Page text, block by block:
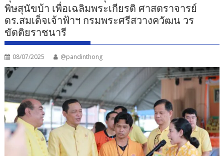
พิษสุนัขบ้า เพื่อเฉลิมพระเกียรติ ศาสตราจารย์
ดร.สมเด็จเจ้าฟ้าฯ กรมพระศรีสวางควัฒน วร
ขัตติยราชนารี
08/07/2025 @pandinthong